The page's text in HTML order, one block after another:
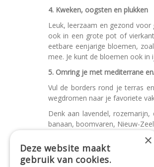
4. Kweken, oogsten en plukken
Leuk, leerzaam en gezond
ook in een grote pot of
eetbare eenjarige bloemen,
mee. Je kunt de bloemen ook
5. Omring je met mediterrane
Vul de borders rond je terras
wegdromen naar je favoriete
Denk aan lavendel,
banaan, boomvaren, Nieuw-
Let er daarbij wel op of ze
Namens ons tuincentrum in
×
Deze website maakt
gebruik van cookies.